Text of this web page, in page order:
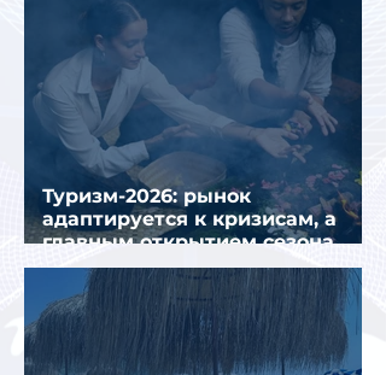
Туризм-2026: рынок
адаптируется к кризисам, а
главным открытием сезона
стал Вьетнам